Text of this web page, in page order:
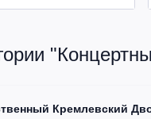
Кремлевский